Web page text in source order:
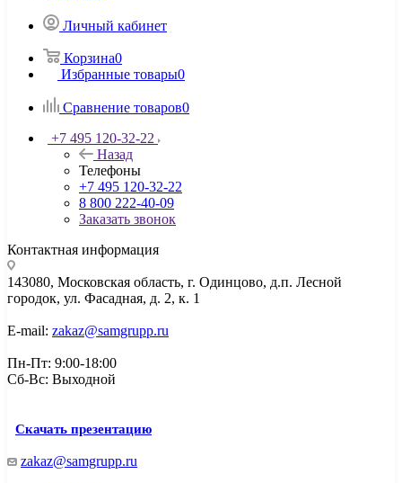
Личный кабинет
Корзина0
Избранные товары0
Сравнение товаров0
+7 495 120-32-22
Назад
Телефоны
+7 495 120-32-22
8 800 222-40-09
Заказать звонок
Контактная информация
143080, Mосковская область, г. Одинцово, д.п. Лесной
городок, ул. Фасадная, д. 2, к. 1
E-mail: zakaz@samgrupp.ru
Пн-Пт: 9:00-18:00
Сб-Вс: Выходной
Скачать презентацию
zakaz@samgrupp.ru